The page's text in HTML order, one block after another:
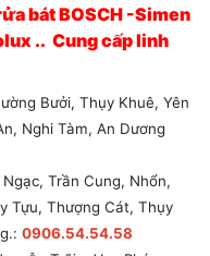
bát BOSCH -Simen
.. Cung cấp linh
Bưởi, Thụy Khuê, Yên
Nghi Tàm, An Dương
Trần Cung, Nhổn,
Tựu, Thượng Cát, Thụy
0906.54.54.58